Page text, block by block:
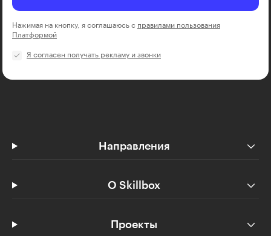
Нажимая на кнопку, я соглашаюсь с правилами пользования
Платформой
Я согласен получать рекламу и звонки
Направления
О Skillbox
Проекты